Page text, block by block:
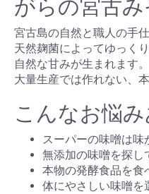
がらの宮古み
宮古島の自然と職人の手
天然麹菌によってゆっく
自然な甘みが生まれます。
大量生産では作れない、
こんなお悩
スーパーの味噌は味
無添加の味噌を探し
本物の発酵食品を食
体にやさしい味噌を